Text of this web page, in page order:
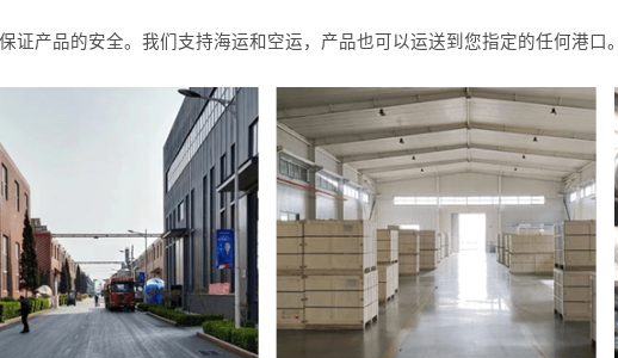
证产品的安全。我们支持海运和空运，产品也可以运送到您指定的任何港口。